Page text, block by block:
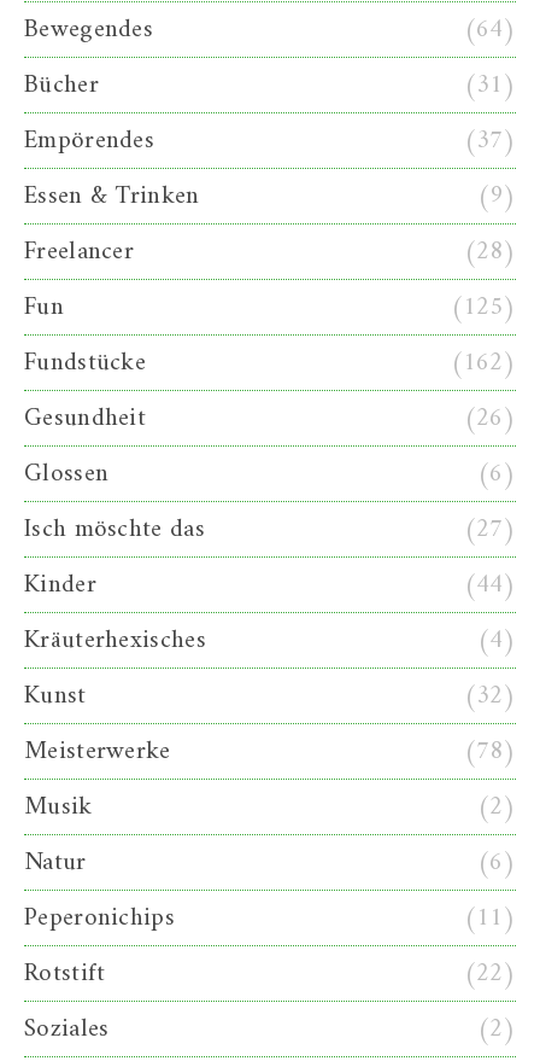
Bewegendes
(64)
Bücher
(31)
Empörendes
(37)
Essen & Trinken
(9)
Freelancer
(28)
Fun
(125)
Fundstücke
(162)
Gesundheit
(26)
Glossen
(6)
Isch möschte das
(27)
Kinder
(44)
Kräuterhexisches
(4)
Kunst
(32)
Meisterwerke
(78)
Musik
(2)
Natur
(6)
Peperonichips
(11)
Rotstift
(22)
Soziales
(2)